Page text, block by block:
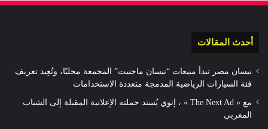
أحدث المقالات
نيسان مصر تبدأ مبيعات “نيسان ماجنيت” المجمعة محليًا، وتُعِيد تعريف
فئة السيارات الرياضية المدمجة متعددة الاستخدامات
مع « The Next Ad » ، إنوي يُسند حملته الإعلانية المقبلة إلى الشباب
المغربي